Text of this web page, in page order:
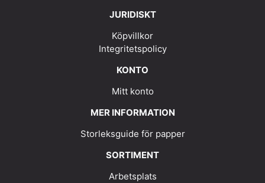
JURIDISKT
Köpvillkor
Integritetspolicy
KONTO
Mitt konto
MER INFORMATION
Storleksguide för papper
SORTIMENT
Arbetsplats